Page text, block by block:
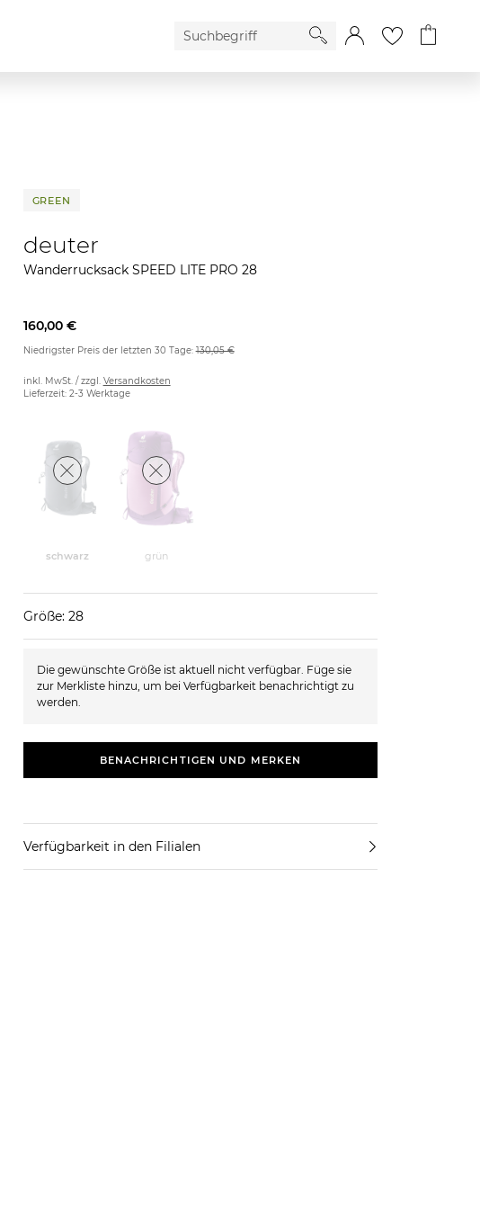
GREEN
deuter
Wanderrucksack SPEED LITE PRO 28
160,00 €
Niedrigster Preis der letzten 30 Tage:130,05 €
inkl. MwSt. / zzgl. Versandkosten
Lieferzeit: 2-3 Werktage
schwarz grün
Größe: 28
Die gewünschte Größe ist aktuell nicht verfügbar. Füge sie
zur Merkliste hinzu, um bei Verfügbarkeit benachrichtigt zu
werden.
BENACHRICHTIGEN UND MERKEN
Verfügbarkeit in den Filialen